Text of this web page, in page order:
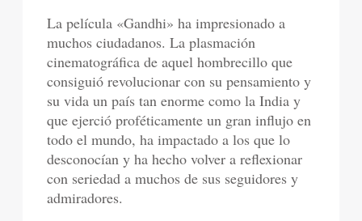
La película «Gandhi» ha impresionado a
muchos ciudadanos. La plasmación
cinematográfica de aquel hombrecillo que
consiguió revolucionar con su pensamiento y
su vida un país tan enorme como la India y
que ejerció proféticamente un gran influjo en
todo el mundo, ha impactado a los que lo
desconocían y ha hecho volver a reflexionar
con seriedad a muchos de sus seguidores y
admiradores.